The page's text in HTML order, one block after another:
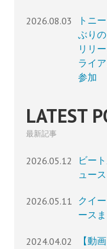
2026.08.03
トニ
ぶり
リリ
ライ
参加
LATEST
最新記事
2026.05.12
ビー
ュー
2026.05.11
クイ
ース
2024.04.02
【動